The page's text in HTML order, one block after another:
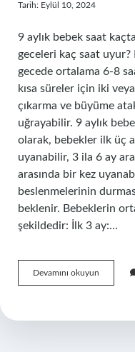
Tarih: Eylül 10, 2024
9 aylık bebek saat
geceleri kaç saat uyur?
gecede ortalama 6-8
kısa süreler için iki
çıkarma ve büyüme
uğrayabilir. 9 aylık
olarak, bebekler ilk üç
uyanabilir, 3 ila 6 ay
arasında bir kez
beslenmelerinin
beklenir. Bebeklerin
şekildedir: İlk 3 ay:…
Devamını okuyun
Aylık
Saatleri